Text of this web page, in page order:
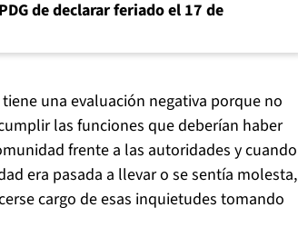
de declarar feriado el 17 de
una evaluación negativa porque no
las funciones que deberían haber
frente a las autoridades y cuando
era pasada a llevar o se sentía molesta,
cargo de esas inquietudes tomando